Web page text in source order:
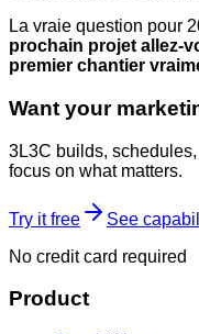
La vraie question pour
prochain projet allez-
premier chantier
Want your
3L3C builds,
focus on what matters.
Try it free
See
No credit card required
Product